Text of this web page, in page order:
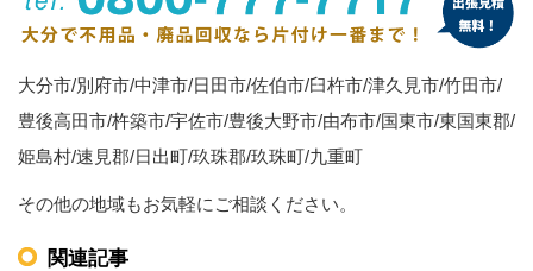
大分市/別府市/中津市/日田市/佐伯市/臼杵市/津久見市/竹田市/
豊後高田市/杵築市/宇佐市/豊後大野市/由布市/国東市/東国東郡/
姫島村/速見郡/日出町/玖珠郡/玖珠町/九重町
その他の地域もお気軽にご相談ください。
関連記事